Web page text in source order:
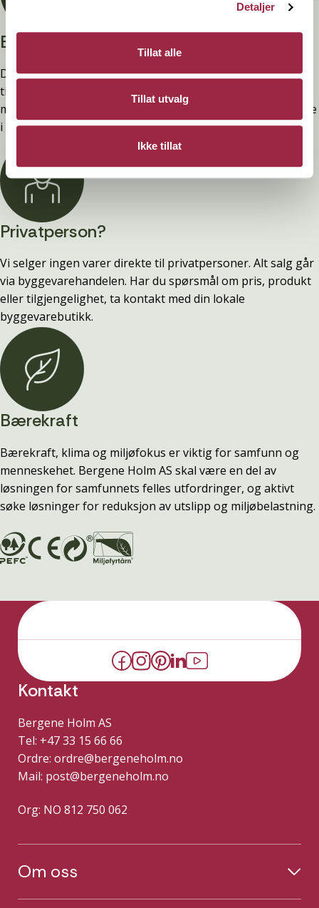
Detaljer
Tillat alle
Tillat utvalg
Ikke tillat
Branntestet
Denne kledninger er testet, dokumentert, godkjent og
tilfredsstiller preakseptert ytelse for brann (D-s2,d0) ved
montering. Ytelsen opprettholdes ved å følge anvisningene
i våre FDV-er.
Privatperson?
Vi selger ingen varer direkte til privatpersoner. Alt salg går
via byggevarehandelen. Har du spørsmål om pris, produkt
eller tilgjengelighet, ta kontakt med din lokale
byggevarebutikk.
Bærekraft
Bærekraft, klima og miljøfokus er viktig for samfunn og
menneskehet. Bergene Holm AS skal være en del av
løsningen for samfunnets felles utfordringer, og aktivt
søke løsninger for reduksjon av utslipp og miljøbelastning.
Kontakt
Bergene Holm AS
Tel: +47 33 15 66 66
Ordre: ordre@bergeneholm.no
Mail: post@bergeneholm.no
Org: NO 812 750 062
Om oss